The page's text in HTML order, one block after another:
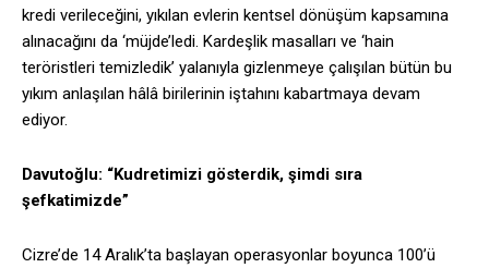
kredi verileceğini, yıkılan evlerin kentsel dönüşüm kapsamına
alınacağını da ‘müjde’ledi. Kardeşlik masalları ve ‘hain
teröristleri temizledik’ yalanıyla gizlenmeye çalışılan bütün bu
yıkım anlaşılan hâlâ birilerinin iştahını kabartmaya devam
ediyor.
Davutoğlu: “Kudretimizi gösterdik, şimdi sıra
şefkatimizde”
Cizre’de 14 Aralık’ta başlayan operasyonlar boyunca 100’ü